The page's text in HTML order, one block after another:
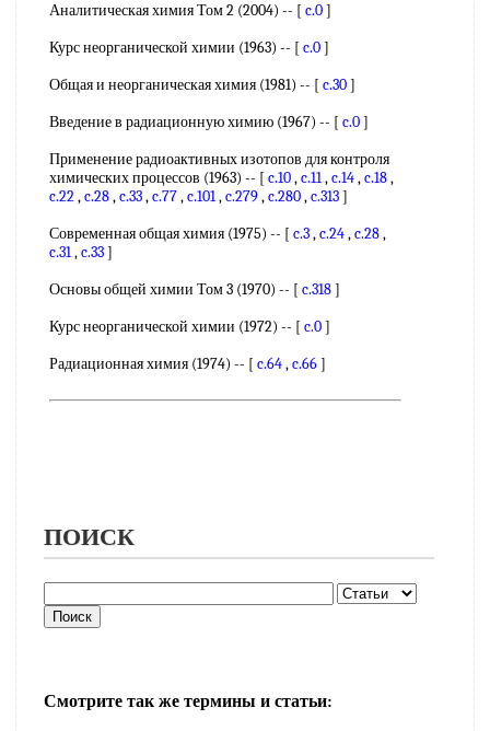
Аналитическая химия Том 2 (2004) -- [ c.0]
Курс неорганической химии (1963) -- [ c.0]
Общая и неорганическая химия (1981) -- [ c.30]
Введение в радиационную химию (1967) -- [ c.0]
Применение радиоактивных изотопов для контроля
химических процессов (1963) -- [ c.10,c.11,c.14,c.18,
c.22,c.28,c.33,c.77,c.101,c.279,c.280,c.313]
Современная общая химия (1975) -- [ c.3,c.24,c.28,
c.31,c.33]
Основы общей химии Том 3 (1970) -- [ c.318]
Курс неорганической химии (1972) -- [ c.0]
Радиационная химия (1974) -- [ c.64,c.66]
ПОИСК
Смотрите так же термины и статьи: